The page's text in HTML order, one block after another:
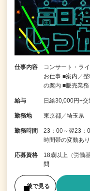
仕事内容
コンサート・ラ
お仕事 ■案内／
の案内 ■販売業務
給与 日給30,000円+
勤務地 東京都／埼玉県
勤務時間
23：00～翌23：
時間帯の変動あ
応募資格
18歳以上（労働
問
後で見る